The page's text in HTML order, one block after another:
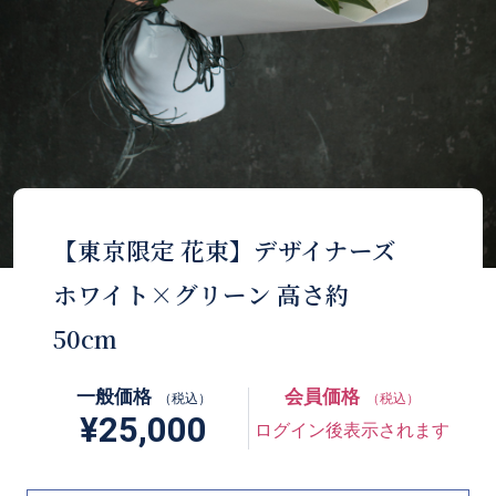
【東京限定 花束】デザイナーズ
ホワイト×グリーン 高さ約
50cm
一般価格 （税込）
¥25,000
会員価格 （税込）
ログイン後表示されます